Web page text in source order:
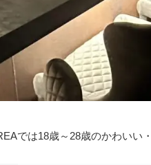
では18歳～28歳のかわいい